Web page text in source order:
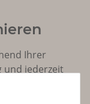
Ihrer
jederzeit